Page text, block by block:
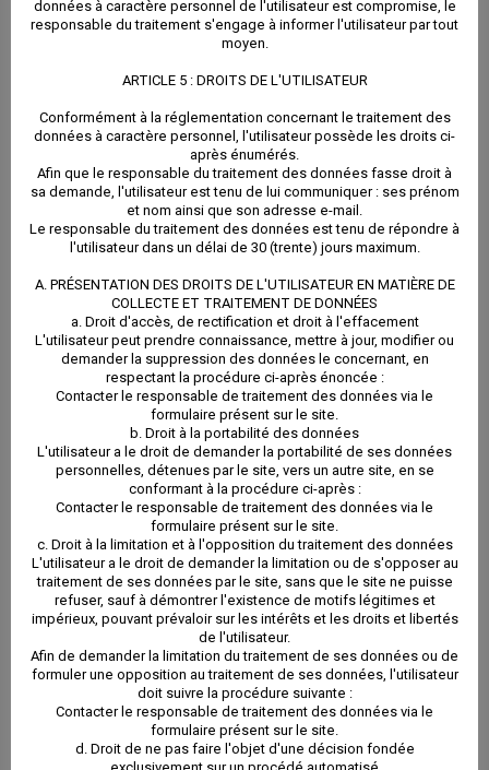
ait été informé et à respecter les finalités pour
Le site dispose d’un certificat SSL afin de garantir que
les informations et le transfert des données
transitant par le site sont sécurisés.
a pour but de sécuriser les données échangées entre
l’utilisateur et le site.
De plus, le responsable du traitement des données
s’engage à notifier l’utilisateur en cas de rectification
ou de suppression des données, à moins que cela
n’entraîne pour lui des formalités, coûts et démarches
disproportionnés.
Dans le cas où l’intégrité, la confidentialité ou la
sécurité des données à caractère personnel de
l’utilisateur est compromise, le responsable du
traitement s’engage à informer l’utilisateur par tout
données à caractère personnel de l'utilisateur est compromise, le
responsable du traitement s'engage à informer l'utilisateur par tout
moyen.
ARTICLE 5 : DROITS DE L'UTILISATEUR
Conformément à la réglementation concernant le traitement des
données à caractère personnel, l'utilisateur possède les droits ci-
après énumérés.
Afin que le responsable du traitement des données fasse droit à
sa demande, l'utilisateur est tenu de lui communiquer : ses prénom
et nom ainsi que son adresse e-mail.
Le responsable du traitement des données est tenu de répondre à
l'utilisateur dans un délai de 30 (trente) jours maximum.
A. PRÉSENTATION DES DROITS DE L'UTILISATEUR EN MATIÈRE DE
COLLECTE ET TRAITEMENT DE DONNÉES
a. Droit d'accès, de rectification et droit à l'effacement
L'utilisateur peut prendre connaissance, mettre à jour, modifier ou
demander la suppression des données le concernant, en
respectant la procédure ci-après énoncée :
Contacter le responsable de traitement des données via le
formulaire présent sur le site.
b. Droit à la portabilité des données
L'utilisateur a le droit de demander la portabilité de ses données
personnelles, détenues par le site, vers un autre site, en se
conformant à la procédure ci-après :
Contacter le responsable de traitement des données via le
formulaire présent sur le site.
c. Droit à la limitation et à l'opposition du traitement des données
L'utilisateur a le droit de demander la limitation ou de s'opposer au
traitement de ses données par le site, sans que le site ne puisse
refuser, sauf à démontrer l'existence de motifs légitimes et
impérieux, pouvant prévaloir sur les intérêts et les droits et libertés
de l'utilisateur.
Afin de demander la limitation du traitement de ses données ou de
formuler une opposition au traitement de ses données, l'utilisateur
doit suivre la procédure suivante :
Contacter le responsable de traitement des données via le
formulaire présent sur le site.
d. Droit de ne pas faire l'objet d'une décision fondée